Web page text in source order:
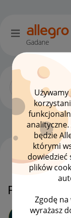
będzie
którymi
dowiedzieć
plików
Zgodę
wyrażasz
Gadane
Przesyłki